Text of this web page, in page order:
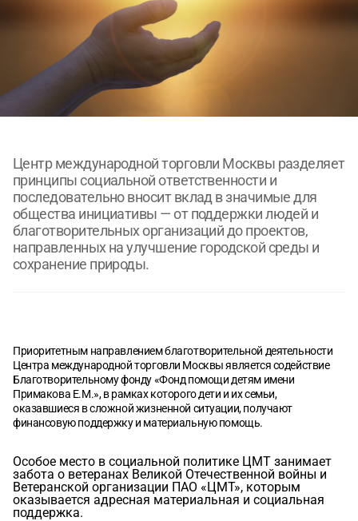
Центр международной торговли Москвы разделяет
принципы социальной ответственности и
последовательно вносит вклад в значимые для
общества инициативы — от поддержки людей и
благотворительных организаций до проектов,
направленных на улучшение городской среды и
сохранение природы.
Приоритетным направлением благотворительной деятельности
Центра международной торговли Москвы является содействие
Благотворительному фонду «Фонд помощи детям имени
Примакова Е.М.», в рамках которого дети и их семьи,
оказавшиеся в сложной жизненной ситуации, получают
финансовую поддержку и материальную помощь.
Особое место в социальной политике ЦМТ занимает
забота о ветеранах Великой Отечественной войны и
Ветеранской организации ПАО «ЦМТ», которым
оказывается адресная материальная и социальная
поддержка.
политикой конфиденциальности
ОТПРАВИТЬ
политикой конфиденциальности
ОТПРАВИТЬ